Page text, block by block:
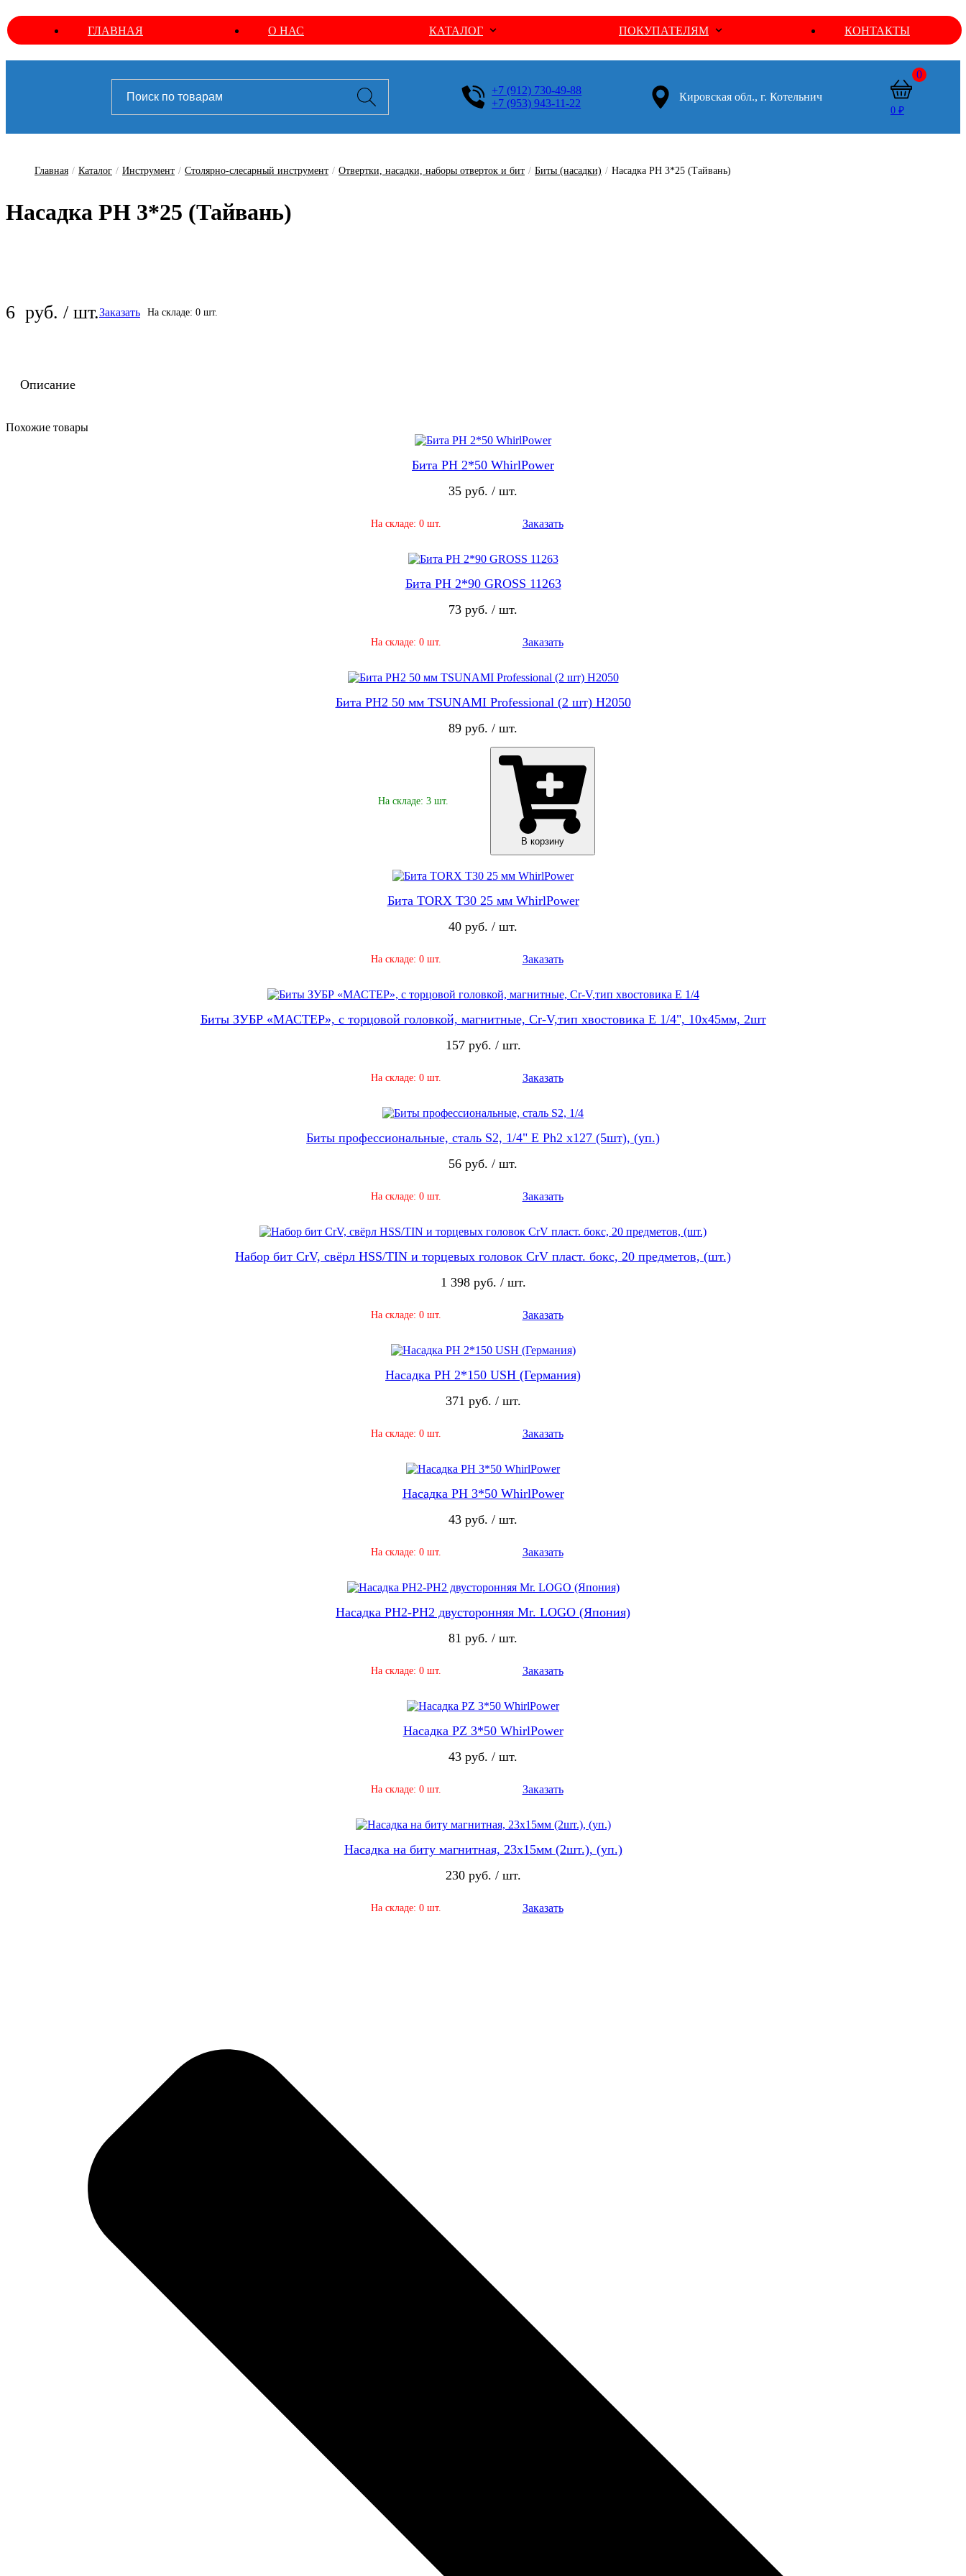
ГЛАВНАЯ О НАС КАТАЛОГ ПОКУПАТЕЛЯМ КОНТАКТЫ
+7 (912) 730-49-88
+7 (953) 943-11-22
Кировская обл., г. Котельнич
0 ₽
0
Главная / Каталог / Инструмент / Столярно-слесарный инструмент / Отвертки, насадки, наборы отверток и бит / Биты (насадки) / Насадка PH 3*25 (Тайвань)
Насадка PH 3*25 (Тайвань)
6 руб. / шт.Заказать На складе: 0 шт.
Описание
Похожие то­ва­ры
Бита PH 2*50 WhirlPower
35 руб. / шт.
На складе: 0 шт. Заказать
Бита PH 2*90 GROSS 11263
73 руб. / шт.
На складе: 0 шт. Заказать
Бита PH2 50 мм TSUNAMI Professional (2 шт) Н2050
89 руб. / шт.
На складе: 3 шт.
В корзину
Бита TORX Т30 25 мм WhirlPower
40 руб. / шт.
На складе: 0 шт. Заказать
Биты ЗУБР «МАСТЕР», с торцовой головкой, магнитные, Cr-V,тип хвостовика Е 1/4", 10х45мм, 2шт
157 руб. / шт.
На складе: 0 шт. Заказать
Биты профессиональные, сталь S2, 1/4" Е Ph2 х127 (5шт), (уп.)
56 руб. / шт.
На складе: 0 шт. Заказать
Набор бит CrV, свёрл HSS/TIN и торцевых головок CrV пласт. бокс, 20 предметов, (шт.)
1 398 руб. / шт.
На складе: 0 шт. Заказать
Насадка PH 2*150 USH (Германия)
371 руб. / шт.
На складе: 0 шт. Заказать
Насадка PH 3*50 WhirlPower
43 руб. / шт.
На складе: 0 шт. Заказать
Насадка PH2-PH2 двусторонняя Mr. LOGO (Япония)
81 руб. / шт.
На складе: 0 шт. Заказать
Насадка PZ 3*50 WhirlPower
43 руб. / шт.
На складе: 0 шт. Заказать
Насадка на биту магнитная, 23х15мм (2шт.), (уп.)
230 руб. / шт.
На складе: 0 шт. Заказать